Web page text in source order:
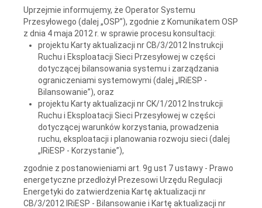
Uprzejmie informujemy, że Operator Systemu
Przesyłowego (dalej „OSP”), zgodnie z Komunikatem OSP
z dnia 4 maja 2012 r. w sprawie procesu konsultacji:
projektu Karty aktualizacji nr CB/3/2012 Instrukcji
Ruchu i Eksploatacji Sieci Przesyłowej w części
dotyczącej bilansowania systemu i zarządzania
ograniczeniami systemowymi (dalej „IRiESP -
Bilansowanie”), oraz
projektu Karty aktualizacji nr CK/1/2012 Instrukcji
Ruchu i Eksploatacji Sieci Przesyłowej w części
dotyczącej warunków korzystania, prowadzenia
ruchu, eksploatacji i planowania rozwoju sieci (dalej
„IRiESP - Korzystanie”),
zgodnie z postanowieniami art. 9g ust 7 ustawy - Prawo
energetyczne przedłożył Prezesowi Urzędu Regulacji
Energetyki do zatwierdzenia Kartę aktualizacji nr
CB/3/2012 IRiESP - Bilansowanie i Kartę aktualizacji nr